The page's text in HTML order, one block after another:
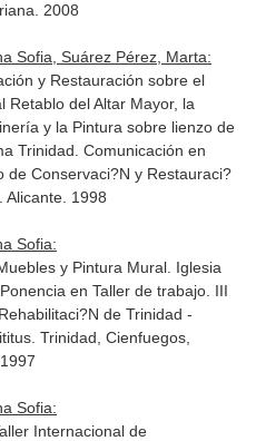
2008
Sofia, Suárez Pérez, Marta:
y Restauración sobre el
Retablo del Altar Mayor, la
y la Pintura sobre lienzo de
Trinidad. Comunicación en
de Conservaci?N y Restauraci?
Alicante. 1998
Sofia:
y Pintura Mural. Iglesia
en Taller de trabajo. III
de Trinidad -
Trinidad, Cienfuegos,
Sofia:
Internacional de